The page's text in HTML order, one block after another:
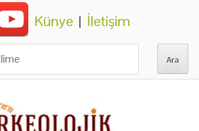
Künye | İletişim